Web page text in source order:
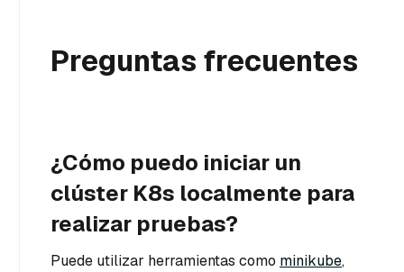
Preguntas frecuentes
¿Cómo puedo iniciar un
clúster K8s localmente para
realizar pruebas?
Puede utilizar herramientas como minikube,